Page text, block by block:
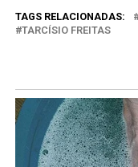
TAGS RELACIONADAS:
TARCÍSIO FREITAS